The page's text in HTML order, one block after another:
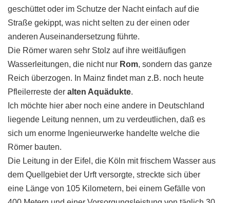
geschüttet oder im Schutze der Nacht einfach auf die
Straße gekippt, was nicht selten zu der einen oder
anderen Auseinandersetzung führte.
Die Römer waren sehr Stolz auf ihre weitläufigen
Wasserleitungen, die nicht nur Rom, sondern das ganze
Reich überzogen. In Mainz findet man z.B. noch heute
Pfleilerreste der alten Aquädukte.
Ich möchte hier aber noch eine andere in Deutschland
liegende Leitung nennen, um zu verdeutlichen, daß es
sich um enorme Ingenieurwerke handelte welche die
Römer bauten.
Die Leitung in der Eifel, die Köln mit frischem Wasser aus
dem Quellgebiet der Urft versorgte, streckte sich über
eine Länge von 105 Kilometern, bei einem Gefälle von